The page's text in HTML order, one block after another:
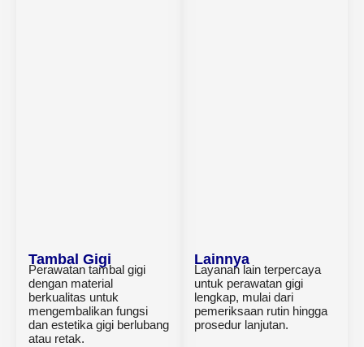
Tambal Gigi
Perawatan tambal gigi
dengan material
berkualitas untuk
mengembalikan fungsi
dan estetika gigi berlubang
atau retak.
Lainnya
Layanan lain terpercaya
untuk perawatan gigi
lengkap, mulai dari
pemeriksaan rutin hingga
prosedur lanjutan.